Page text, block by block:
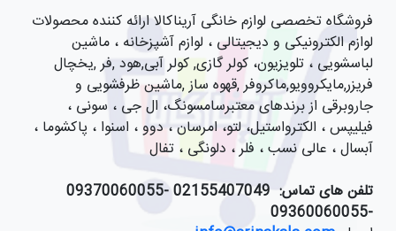
فروشگاه تخصصی لوازم خانگی آریناکالا ارائه کننده محصولات
لوازم الکترونیکی و دیجیتالی ، لوازم آشپزخانه ، ماشین
لباسشویی ، تلویزیون، کولر گازی, کولر آبی,هود ,فر ,یخچال
فریزر,مایکروویو,ماکروفر ,قهوه ساز ,ماشین ظرفشویی و
جاروبرقی از برندهای معتبرسامسونگ، ال جی ، سونی ،
فیلیپس ، الکترواستیل، لتو، امرسان ، دوو ، اسنوا ، پاکشوما ،
آبسال ، عالی نسب ، فلر ، دلونگی ، تفال
تلفن های تماس:
021
55407049 -09370060055
-09360060055